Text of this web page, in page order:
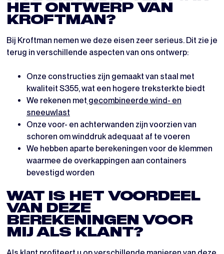
HET ONTWERP VAN
KROFTMAN?
Bij Kroftman nemen we deze eisen zeer serieus. Dit zie je
terug in verschillende aspecten van ons ontwerp:
Onze constructies zijn gemaakt van staal met
kwaliteit S355, wat een hogere treksterkte biedt
We rekenen met gecombineerde wind- en
sneeuwlast
Onze voor- en achterwanden zijn voorzien van
schoren om winddruk adequaat af te voeren
We hebben aparte berekeningen voor de klemmen
waarmee de overkappingen aan containers
bevestigd worden
WAT IS HET VOORDEEL
VAN DEZE
BEREKENINGEN VOOR
MIJ ALS KLANT?